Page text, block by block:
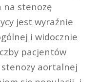
na stenozę
jest wyraźnie
i widocznie
pacjentów
aortalnej